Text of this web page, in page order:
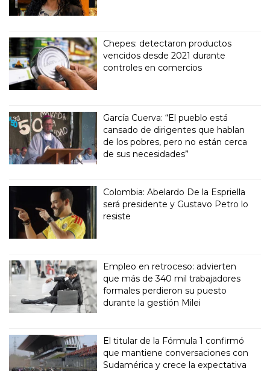
Chepes: detectaron productos
vencidos desde 2021 durante
controles en comercios
García Cuerva: “El pueblo está
cansado de dirigentes que hablan
de los pobres, pero no están cerca
de sus necesidades”
Colombia: Abelardo De la Espriella
será presidente y Gustavo Petro lo
resiste
Empleo en retroceso: advierten
que más de 340 mil trabajadores
formales perdieron su puesto
durante la gestión Milei
El titular de la Fórmula 1 confirmó
que mantiene conversaciones con
Sudamérica y crece la expectativa